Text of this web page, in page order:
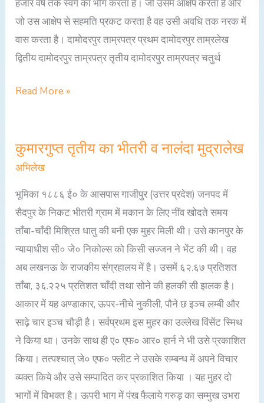
हजार वर्ष तक स्वर्ग का भोग करता है। जो उसमें आक्षेप करता है और
जो उस आक्षेप से सहमति प्रकट करता है वह उसी अवधि तक नरक में
वास करता है। दामोदरपुर ताम्रपत्र प्रथम दामोदरपुर ताम्रलेख
द्वितीय दामोदरपुर ताम्रपत्र तृतीय दामोदरपुर ताम्रपत्र चतुर्थ
Read More »
कुमारगुप्त तृतीय का भीतरी व नालंदा मुद्रालेख
अभिलेख
भूमिका १८८६ ई० के आसपास गाजीपुर (उत्तर प्रदेश) जनपद में
सैदपुर के निकट भीतरी ग्राम में मकान के लिए नींव खोदते समय
ताँबा-चाँदी मिश्रित धातु की बनी एक मुहर मिली थी। उसे कानपुर के
न्यायाधीश सी० जे० निकोल्स को किसी सज्जन ने भेंट की थी। वह
अब लखनऊ के राजकीय संग्रहालय में है। उसमें ६२.६७ प्रतिशत
ताँबा, ३६.२२५ प्रतिशत चाँदी तथा सोने की हलकी सी झलक है।
आकार में यह अण्डाकार, ऊपर-नीचे नुकीली, पौने छ इञ्च लम्बी और
साढ़े चार इञ्च चौड़ी है। सर्वप्रथम इस मुहर का उल्लेख विंसेंट स्मिथ
ने किया था। उनके साथ ही ए० एफ० आर० हार्न ने भी उसे प्रकाशित
किया। तत्पश्चात् जे० एफ० फ्लीट ने उसके सम्बन्ध में अपने विचार
व्यक्त किये और उसे सम्पादित कर प्रकाशित किया । यह मुहर दो
भागों में विभक्त है। ऊपरी भाग में पंख फैलाये गरुड़ का सम्मुख उभरा
कुमारगुप्त
तृतीय
भीतरी